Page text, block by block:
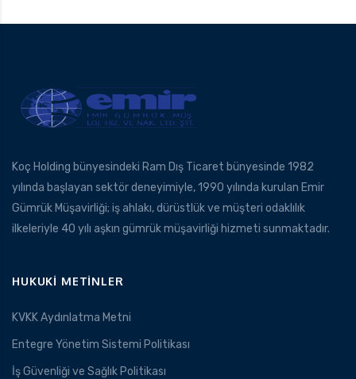
Koç Holding bünyesindeki Ram Dış Ticaret bünyesinde 1982
yılında başlayan sektör deneyimiyle, 1990 yılında kurulan Emir
Gümrük Müşavirliği; iş ahlakı, dürüstlük ve müşteri odaklılık
ilkeleriyle 40 yılı aşkın gümrük müşavirliği hizmeti sunmaktadır.
HUKUKI METINLER
KVKK Aydınlatma Metni
Entegre Yönetim Sistemi Politikası
İş Güvenliği ve Sağlık Politikası